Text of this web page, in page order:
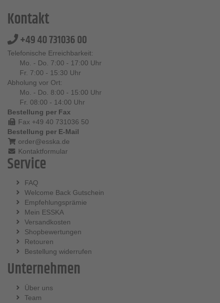
Kontakt
+49 40 731036 00
Telefonische Erreichbarkeit:
Mo. - Do. 7:00 - 17:00 Uhr
Fr. 7:00 - 15:30 Uhr
Abholung vor Ort:
Mo. - Do. 8:00 - 15:00 Uhr
Fr. 08:00 - 14:00 Uhr
Bestellung per Fax
Fax +49 40 731036 50
Bestellung per E-Mail
order@esska.de
Kontaktformular
Service
FAQ
Welcome Back Gutschein
Empfehlungsprämie
Mein ESSKA
Versandkosten
Shopbewertungen
Retouren
Bestellung widerrufen
Unternehmen
Über uns
Team